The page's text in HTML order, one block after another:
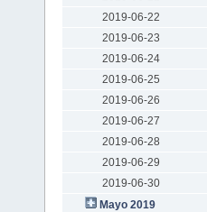
2019-06-22
2019-06-23
2019-06-24
2019-06-25
2019-06-26
2019-06-27
2019-06-28
2019-06-29
2019-06-30
Mayo 2019